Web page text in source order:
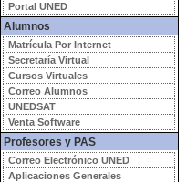
Portal UNED
Alumnos
Matrícula Por Internet
Secretaría Virtual
Cursos Virtuales
Correo Alumnos
UNEDSAT
Venta Software
Profesores y PAS
Correo Electrónico UNED
Aplicaciones Generales